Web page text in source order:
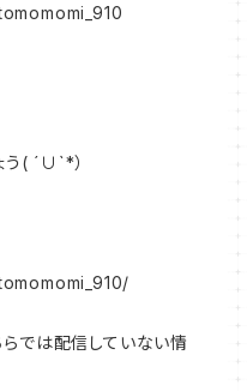
う( ´∪`*）
では配信していない情